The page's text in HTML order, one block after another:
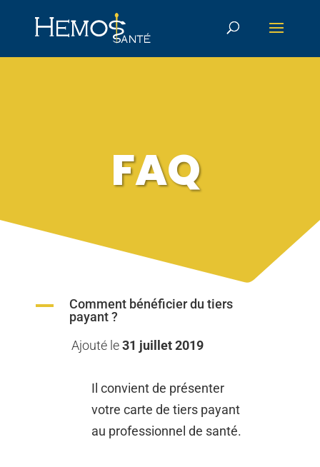
FAQ
A
Comment bénéficier du tiers
payant ?
Ajouté le31 juillet 2019
Il convient de présenter
votre carte de tiers payant
au professionnel de santé.